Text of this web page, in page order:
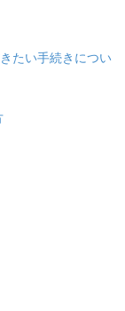
たい手続きについ